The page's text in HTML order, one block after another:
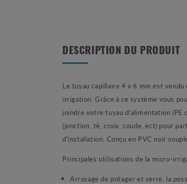
DESCRIPTION DU PRODUIT
Le tuyau capillaire 4 x 6 mm est
irrigation. Grâce à ce système vous
joindre votre tuyau d'alimentation (PE
(jonction, té, croix, coude, ect) pour
d'installation. Conçu en PVC noir
Principales utilisations de la micro-
Arrosage de potager et serre, la